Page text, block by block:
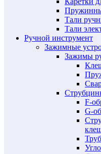
Тали
Тали
Ручной инструмент
Зажимные
Зажимы
F-
G-